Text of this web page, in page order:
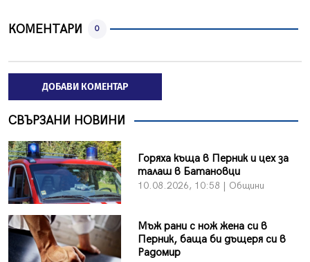
КОМЕНТАРИ 0
ДОБАВИ КОМЕНТАР
СВЪРЗАНИ НОВИНИ
Горяха къща в Перник и цех за
талаш в Батановци
10.08.2026, 10:58 | Общини
Мъж рани с нож жена си в
Перник, баща би дъщеря си в
Радомир